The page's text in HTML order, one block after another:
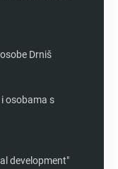
Drniš
osobama s
development"